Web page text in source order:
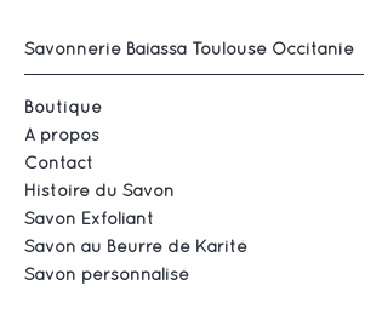
Savonnerie Baiassa Toulouse Occitanie
Boutique
À propos
Contact
Histoire du Savon
Savon Exfoliant
Savon au Beurre de Karité
Savon personnalisé